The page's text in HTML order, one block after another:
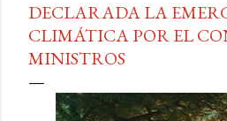
DECLARADA LA
CLIMÁTICA POR EL
MINISTROS